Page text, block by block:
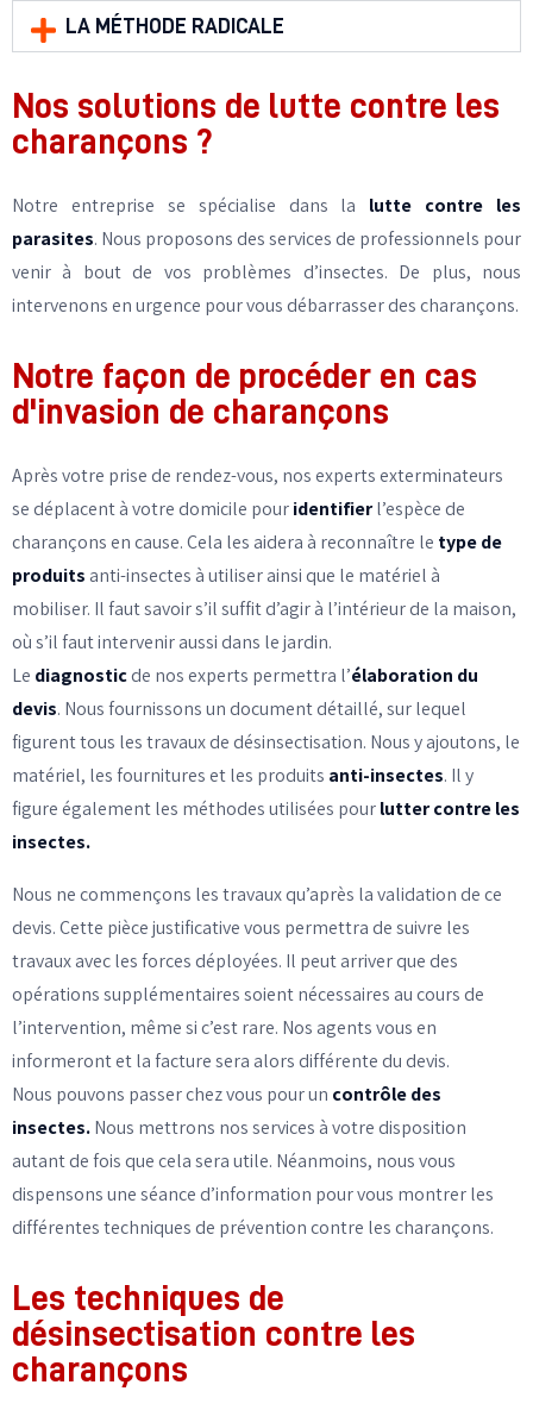
LA MÉTHODE RADICALE
Nos solutions de lutte contre les
charançons ?
Notre entreprise se spécialise dans la lutte contre les
parasites. Nous proposons des services de professionnels pour
venir à bout de vos problèmes d’insectes. De plus, nous
intervenons en urgence pour vous débarrasser des charançons.
Notre façon de procéder en cas
d'invasion de charançons
Après votre prise de rendez-vous, nos experts exterminateurs
se déplacent à votre domicile pour identifierl’espèce de
charançons en cause. Cela les aidera à reconnaître le type de
produits anti-insectes à utiliser ainsi que le matériel à
mobiliser. Il faut savoir s’il suffit d’agir à l’intérieur de la maison,
où s’il faut intervenir aussi dans le jardin.
Le diagnosticde nos experts permettra l’élaboration du
devis. Nous fournissons un document détaillé, sur lequel
figurent tous les travaux de désinsectisation. Nous y ajoutons, le
matériel, les fournitures et les produits anti-insectes. Il y
figure également les méthodes utilisées pour lutter contre les
insectes.
Nous ne commençons les travaux qu’après la validation de ce
devis. Cette pièce justificative vous permettra de suivre les
travaux avec les forces déployées. Il peut arriver que des
opérations supplémentaires soient nécessaires au cours de
l’intervention, même si c’est rare. Nos agents vous en
informeront et la facture sera alors différente du devis.
Nous pouvons passer chez vous pour un contrôle des
insectes. Nous mettrons nos services à votre disposition
autant de fois que cela sera utile. Néanmoins, nous vous
dispensons une séance d’information pour vous montrer les
différentes techniques de prévention contre les charançons.
Les techniques de
désinsectisation contre les
charançons